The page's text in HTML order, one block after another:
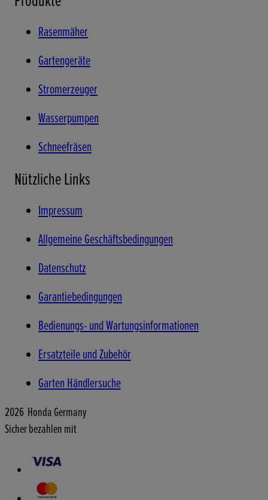
Rasenmäher
Gartengeräte
Stromerzeuger
Wasserpumpen
Schneefräsen
Nützliche Links
Impressum
Allgemeine Geschäftsbedingungen
Datenschutz
Garantiebedingungen
Bedienungs- und Wartungsinformationen
Ersatzteile und Zubehör
Garten Händlersuche
2026 Honda Germany
Sicher bezahlen mit